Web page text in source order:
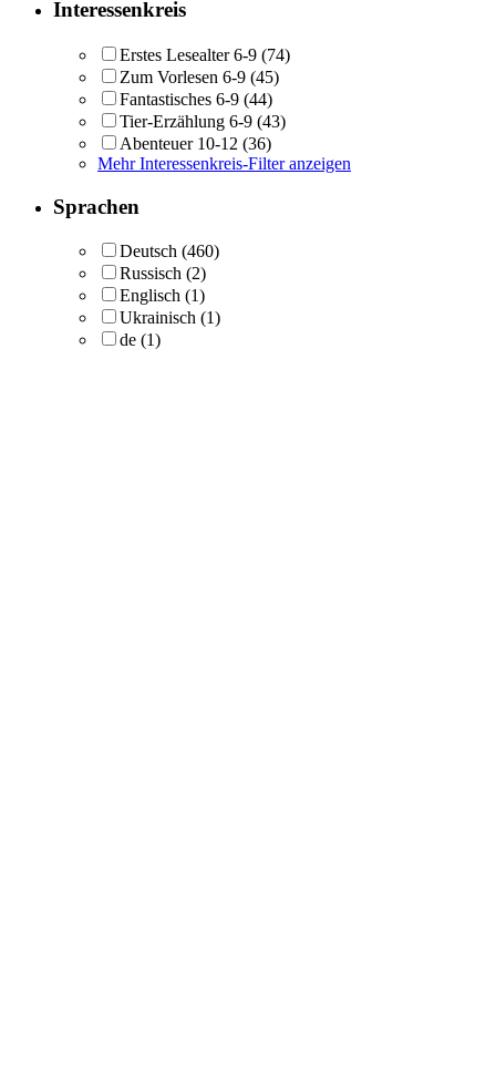
Interessenkreis
Erstes Lesealter 6-9 (74)
Zum Vorlesen 6-9 (45)
Fantastisches 6-9 (44)
Tier-Erzählung 6-9 (43)
Abenteuer 10-12 (36)
Mehr Interessenkreis-Filter anzeigen
Sprachen
Deutsch (460)
Russisch (2)
Englisch (1)
Ukrainisch (1)
de (1)